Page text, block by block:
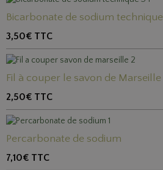
Bicarbonate de sodium technique
3,50€ TTC
Fil à couper le savon de Marseille
2,50€ TTC
Percarbonate de sodium
7,10€ TTC